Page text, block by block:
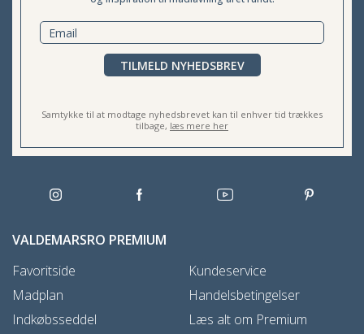
TILMELD NYHEDSBREV
Samtykke til at modtage nyhedsbrevet kan til enhver tid trækkes
tilbage, læs mere her
VALDEMARSRO PREMIUM
Favoritside
Madplan
Indkøbsseddel
Kundeservice
Handelsbetingelser
Læs alt om Premium